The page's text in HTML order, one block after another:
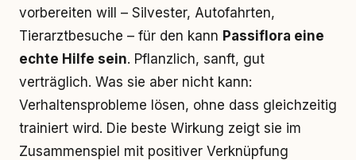
vorbereiten will – Silvester, Autofahrten,
Tierarztbesuche – für den kann Passiflora eine
echte Hilfe sein. Pflanzlich, sanft, gut
verträglich. Was sie aber nicht kann:
Verhaltensprobleme lösen, ohne dass gleichzeitig
trainiert wird. Die beste Wirkung zeigt sie im
Zusammenspiel mit positiver Verknüpfung